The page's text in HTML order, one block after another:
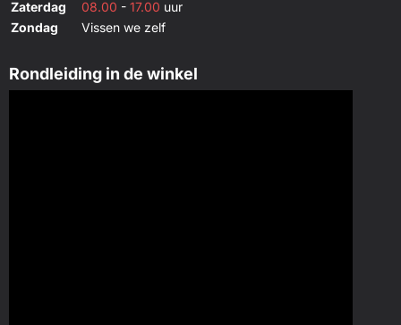
Zaterdag
08.00 - 17.00 uur
Zondag
Vissen we zelf
Rondleiding in de winkel